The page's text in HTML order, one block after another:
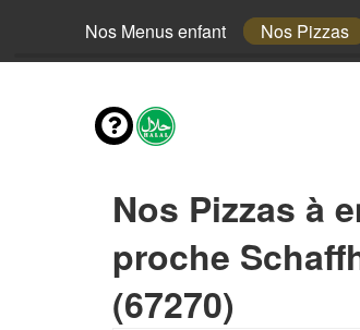
Nos Menus enfant Nos Pizzas
Nos Pizzas à
proche
(67270)